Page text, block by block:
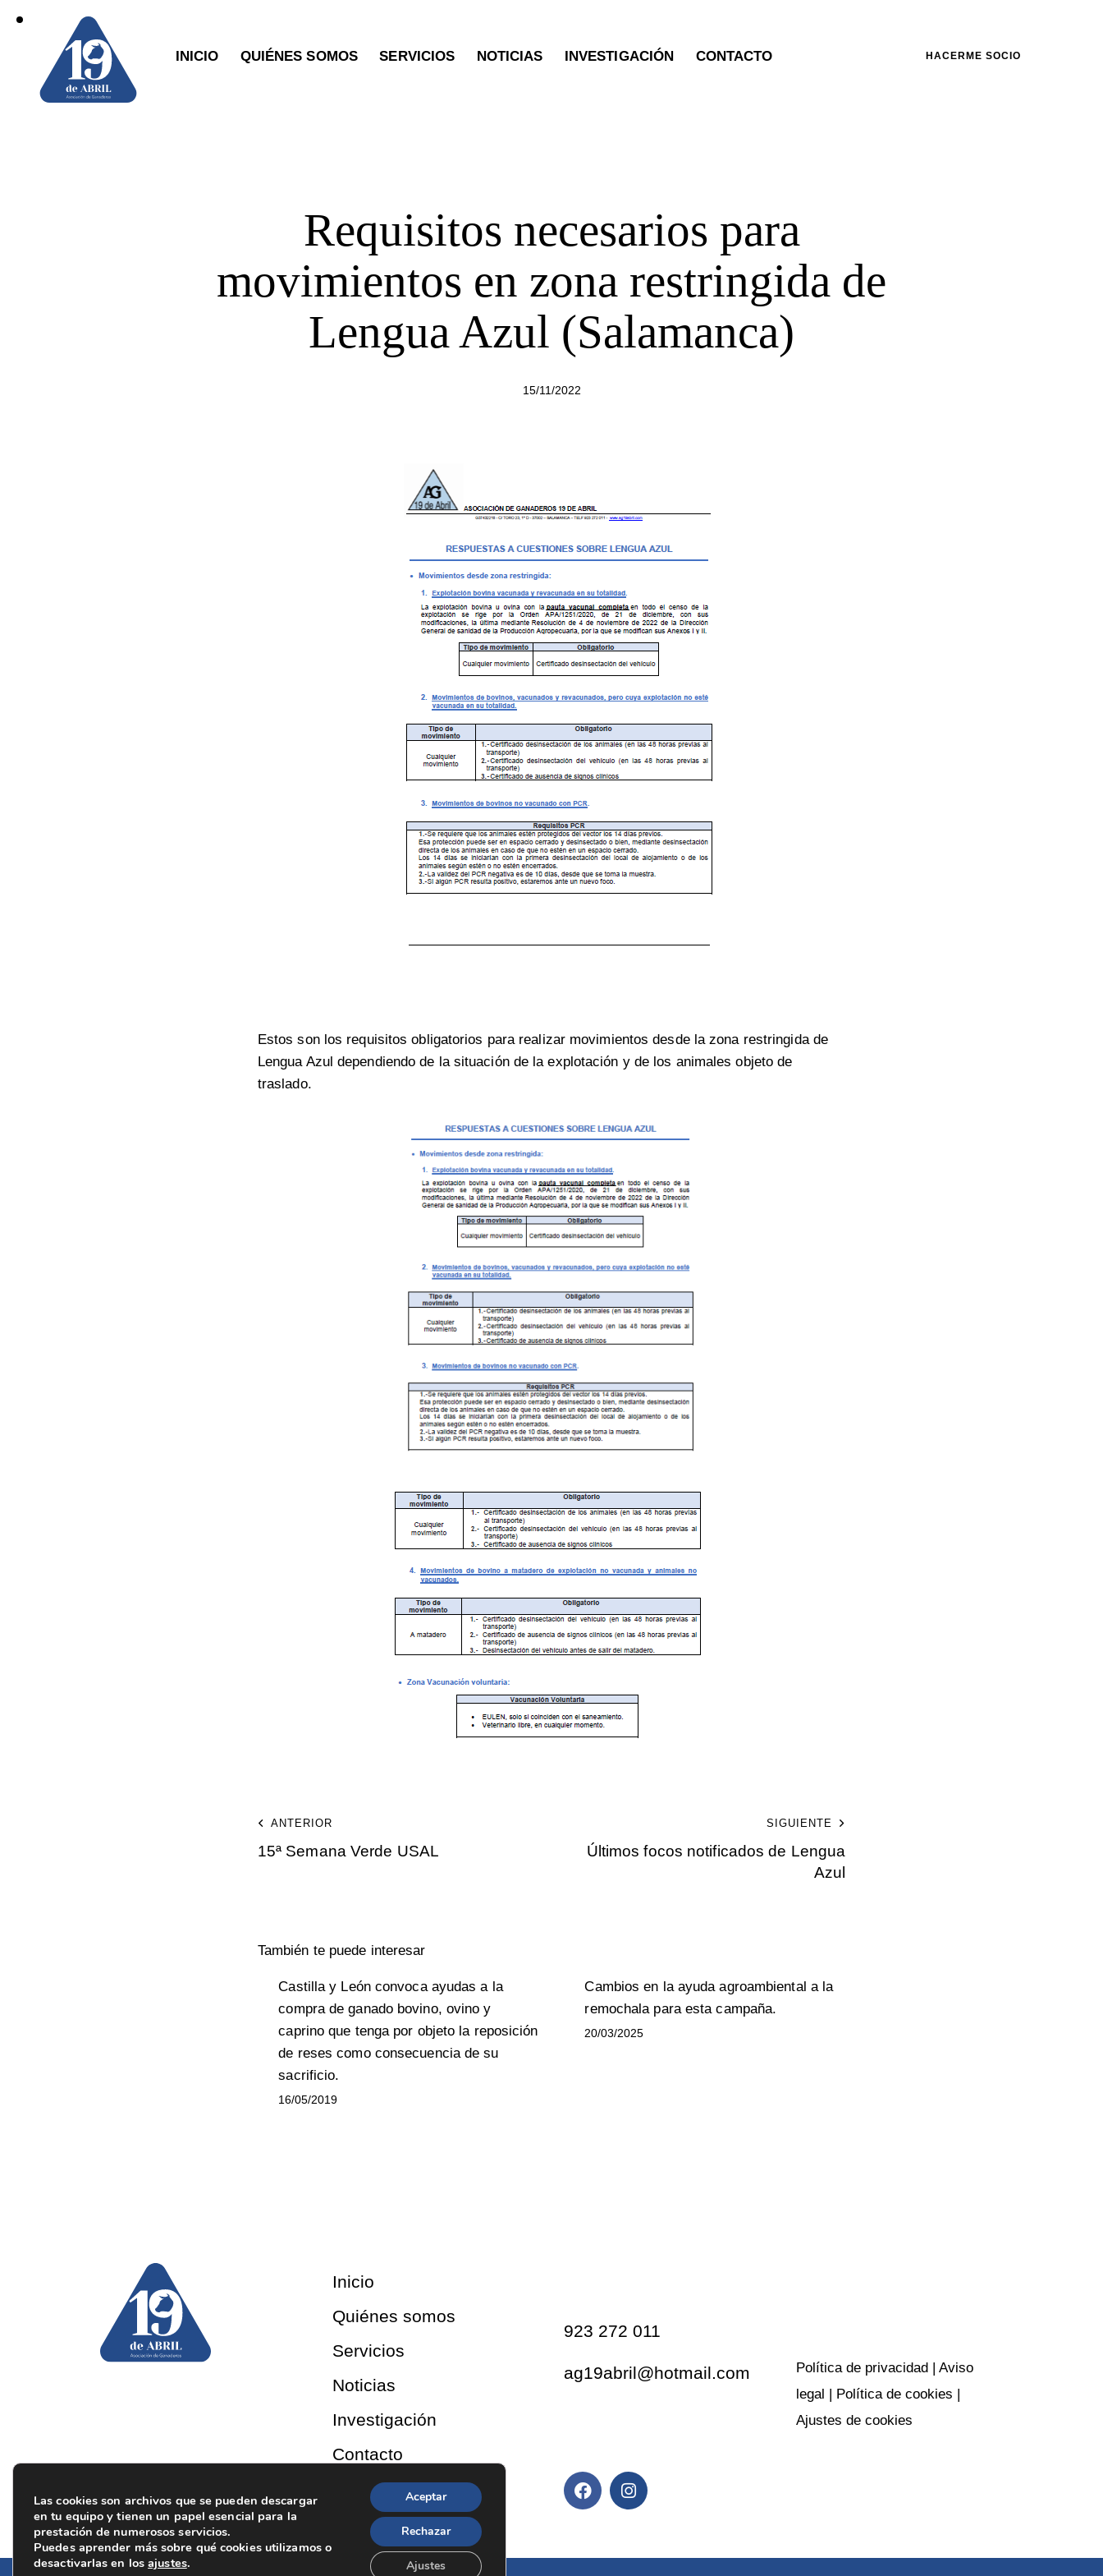
INICIO QUIÉNES SOMOS SERVICIOS NOTICIAS INVESTIGACIÓN CONTACTO HACERME SOCIO
Requisitos necesarios para
movimientos en zona restringida de
Lengua Azul (Salamanca)
15/11/2022
Estos son los requisitos obligatorios para realizar movimientos desde la zona restringida de
Lengua Azul dependiendo de la situación de la explotación y de los animales objeto de
traslado.
ANTERIOR
15ª Semana Verde USAL
SIGUIENTE
Últimos focos notificados de Lengua
Azul
También te puede interesar
Castilla y León convoca ayudas a la
compra de ganado bovino, ovino y
caprino que tenga por objeto la reposición
de reses como consecuencia de su
sacrificio.
16/05/2019
Cambios en la ayuda agroambiental a la
remochala para esta campaña.
20/03/2025
Inicio
Quiénes somos
Servicios
Noticias
Investigación
Contacto
923 272 011
ag19abril@hotmail.com Política de privacidad
Aviso
legal
Política de cookies
Ajustes de cookies
Las cookies son archivos que se pueden descargar
en tu equipo y tienen un papel esencial para la
prestación de numerosos servicios.
Puedes aprender más sobre qué cookies utilizamos o
desactivarlas en losajustes.
Aceptar
Rechazar
Ajustes